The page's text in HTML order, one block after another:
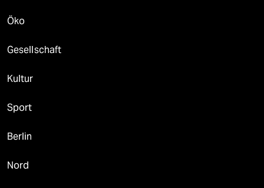
Öko
Gesellschaft
Kultur
Sport
Berlin
Nord